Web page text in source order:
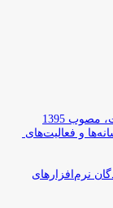
1395
و فعالیت‌­های
نرم‌افزارهای